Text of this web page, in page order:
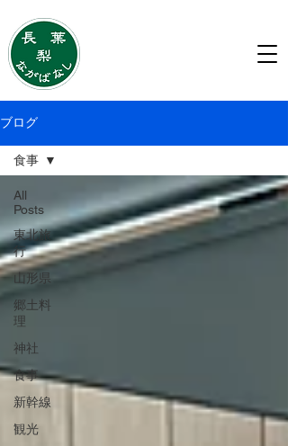
ブログ
All
Posts
東北旅
行
山形県
郷土料
理
神社
食事
新幹線
観光
食事